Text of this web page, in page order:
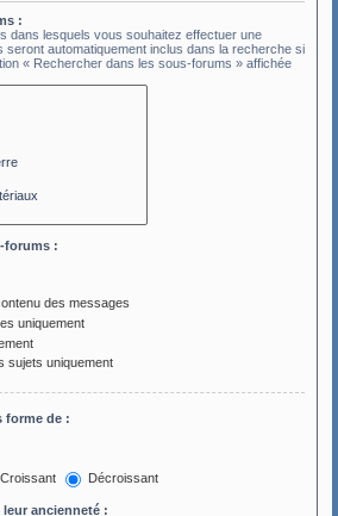
:
dans lesquels vous souhaitez effectuer une
automatiquement inclus dans la recherche si
« Rechercher dans les sous-forums » affichée
forums :
des messages
uniquement
sujets uniquement
forme de :
Croissant
Décroissant
ancienneté :